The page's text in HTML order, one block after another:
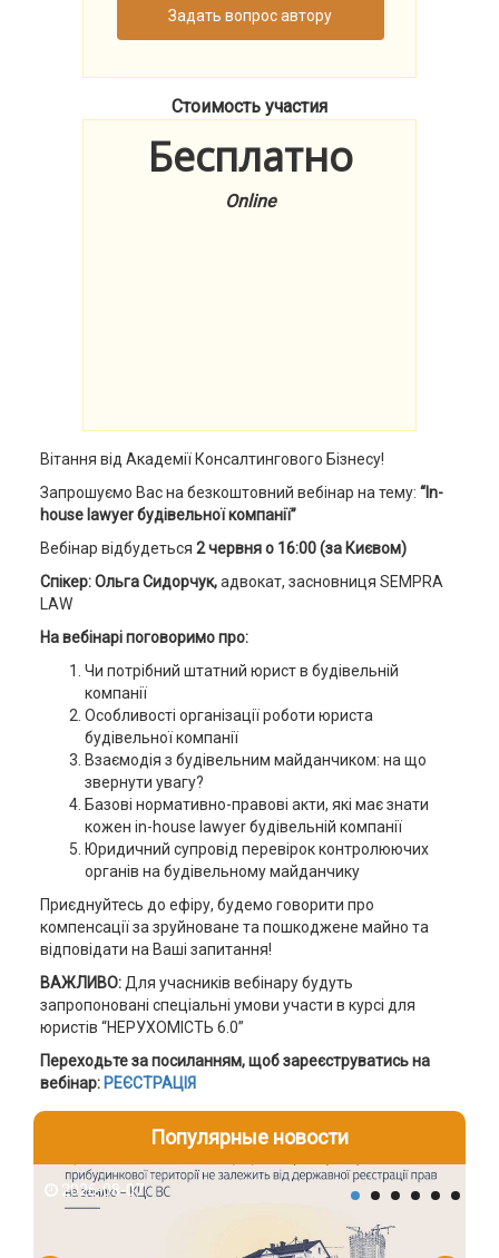
Задать вопрос автору
Стоимость участия
Бесплатно
Online
Вітання від Академії Консалтингового Бізнесу!
Запрошуємо Вас на безкоштовний вебінар на тему: “In-
house lawyer будівельної компанії”
Вебінар відбудеться 2 червня о 16:00 (за Києвом)
Спікер: Ольга Сидорчук,адвокат, засновниця SEMPRA
LAW
На вебінарі поговоримо про:
Чи потрібний штатний юрист в будівельній
компанії
Особливості організації роботи юриста
будівельної компанії
Взаємодія з будівельним майданчиком: на що
звернути увагу?
Базові нормативно-правові акти, які має знати
кожен in-house lawyer будівельній компанії
Юридичний супровід перевірок контролюючих
органів на будівельному майданчику
Приєднуйтесь до ефіру, будемо говорити про
компенсації за зруйноване та пошкоджене майно та
відповідати на Ваші запитання!
ВАЖЛИВО: Для учасників вебінару будуть
запропоновані спеціальні умови участи в курсі для
юристів “НЕРУХОМІСТЬ 6.0”
Переходьте за посиланням, щоб зареєструватись на
вебінар: РЕЄСТРАЦІЯ
Популярные новости
2026-08-07